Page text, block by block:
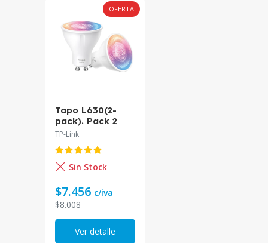
OFERTA
Tapo L630(2-
pack). Pack 2
Bombillas GU10
Tapo
TP-Link
Sin Stock
$7.456 c/iva
$8.008
Ver detalle